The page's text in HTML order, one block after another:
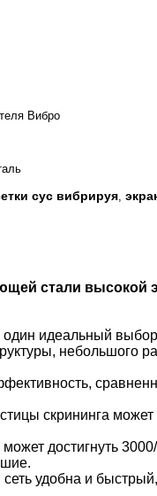
Вибро
сус вибрируя,
стали
идеальный
небольшого
скрининга
достигнуть
сеть удобна и